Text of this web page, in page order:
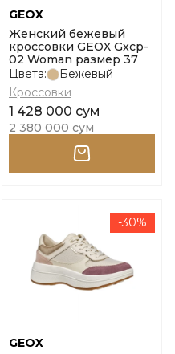
GEOX
Женский бежевый
кроссовки GEOX Gxcp-
02 Woman размер 37
Цвета:
Бежевый
Кроссовки
1 428 000 сум
2 380 000 сум
-30%
GEOX